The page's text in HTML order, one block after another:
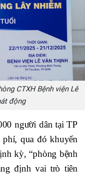
CTXH Bệnh viện Lê
động
người dân tại TP
qua đó khuyến
kỳ, “phòng bệnh
định vai trò tiên